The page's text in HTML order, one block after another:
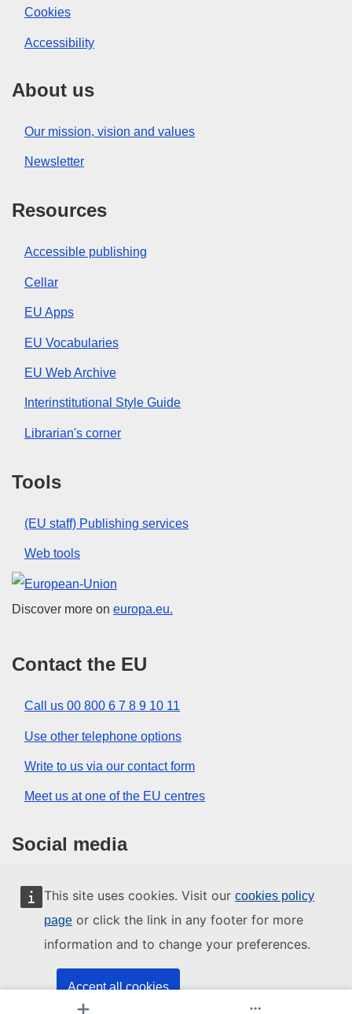
This site uses cookies. Visit our cookies policy
page or click the link in any footer for more
information and to change your preferences.
Accept all cookies
Cookies
Accessibility
About us
Our mission, vision and values
Newsletter
Resources
Accessible publishing
Cellar
EU Apps
EU Vocabularies
EU Web Archive
Interinstitutional Style Guide
Librarian's corner
Tools
(EU staff) Publishing services
Web tools
European Union
Discover more on europa.eu.
Contact the EU
Call us 00 800 6 7 8 9 10 11
Use other telephone options
Write to us via our contact form
Meet us at one of the EU centres
Social media
Search for EU social media channels
EU institutions and bodies